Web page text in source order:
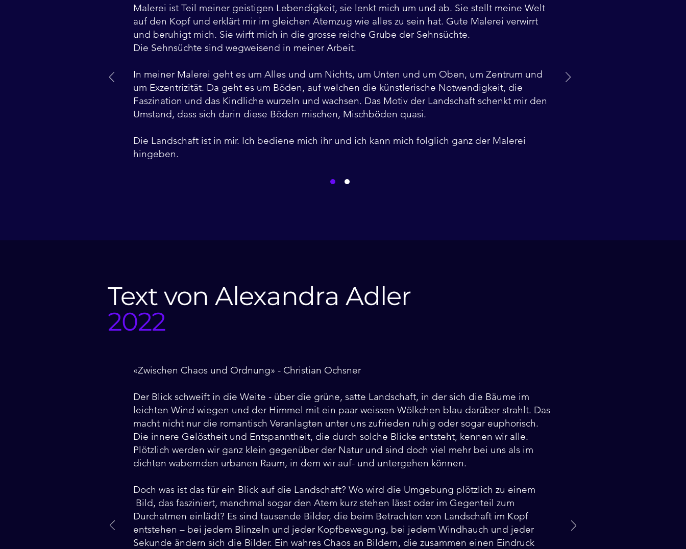
Malerei ist Teil meiner geistigen Lebendigkeit, sie lenkt mich um und ab. Sie stellt meine Welt
auf den Kopf und erklärt mir im gleichen Atemzug wie alles zu sein hat. Gute Malerei verwirrt
und beruhigt mich. Sie wirft mich in die grosse reiche Grube der Sehnsüchte.
Die Sehnsüchte sind wegweisend in meiner Arbeit.
In meiner Malerei geht es um Alles und um Nichts, um Unten und um Oben, um Zentrum und
um Exzentrizität. Da geht es um Böden, auf welchen die künstlerische Notwendigkeit, die
Faszination und das Kindliche wurzeln und wachsen. Das Motiv der Landschaft schenkt mir den
Umstand, dass sich darin diese Böden mischen, Mischböden quasi.
Die Landschaft ist in mir. Ich bediene mich ihr und ich kann mich folglich ganz der Malerei
hingeben.
Text von Alexandra Adler
2022
«Zwischen Chaos und Ordnung» - Christian Ochsner
Der Blick schweift in die Weite - über die grüne, satte Landschaft, in der sich die Bäume im
leichten Wind wiegen und der Himmel mit ein paar weissen Wölkchen blau darüber strahlt. Das
macht nicht nur die romantisch Veranlagten unter uns zufrieden ruhig oder sogar euphorisch.
Die innere Gelöstheit und Entspanntheit, die durch solche Blicke entsteht, kennen wir alle.
Plötzlich werden wir ganz klein gegenüber der Natur und sind doch viel mehr bei uns als im
dichten wabernden urbanen Raum, in dem wir auf- und untergehen können.
Doch was ist das für ein Blick auf die Landschaft? Wo wird die Umgebung plötzlich zu einem
Bild, das fasziniert, manchmal sogar den Atem kurz stehen lässt oder im Gegenteil zum
Durchatmen einlädt? Es sind tausende Bilder, die beim Betrachten von Landschaft im Kopf
entstehen – bei jedem Blinzeln und jeder Kopfbewegung, bei jedem Windhauch und jeder
Sekunde ändern sich die Bilder. Ein wahres Chaos an Bildern, die zusammen einen Eindruck